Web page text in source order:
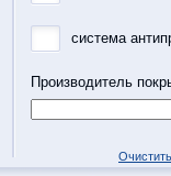
система
Производитель